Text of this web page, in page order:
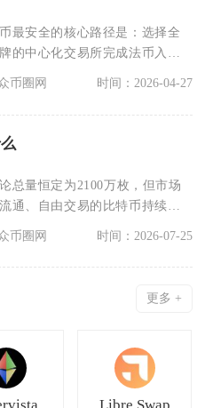
最安全的核心路径是：选择全
的中心化交易所完成法币入场
币圈网 时间：2026-04-27
总量恒定为2100万枚，但市场
通、自由交易的比特币持续减
币圈网 时间：2026-07-25
更多 +